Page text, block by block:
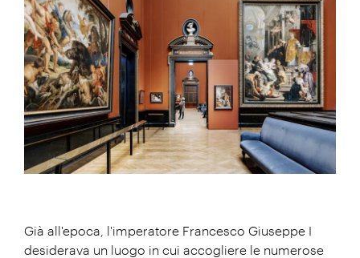
Già all'epoca, l'imperatore Francesco Giuseppe I
desiderava un luogo in cui accogliere le numerose